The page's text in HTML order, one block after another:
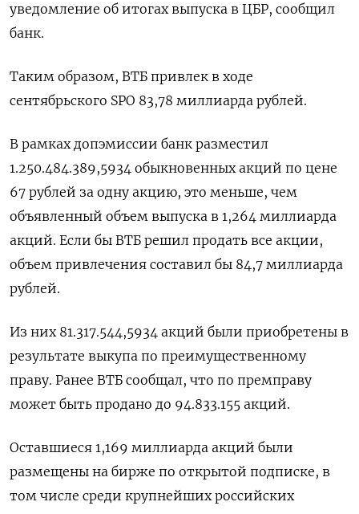
уведомление об итогах выпуска в ЦБР, сообщил
банк.
Таким образом, ВТБ привлек в ходе
сентябрьского SPO 83,78 миллиарда рублей.
В рамках допэмиссии банк разместил
1.250.484.389,5934 обыкновенных акций по цене
67 рублей за одну акцию, это меньше, чем
объявленный объем выпуска в 1,264 миллиарда
акций. Если бы ВТБ решил продать все акции,
объем привлечения составил бы 84,7 миллиарда
рублей.
Из них 81.317.544,5934 акций были приобретены в
результате выкупа по преимущественному
праву. Ранее ВТБ сообщал, что по премправу
может быть продано до 94.833.155 акций.
Оставшиеся 1,169 миллиарда акций были
размещены на бирже по открытой подписке, в
том числе среди крупнейших российских